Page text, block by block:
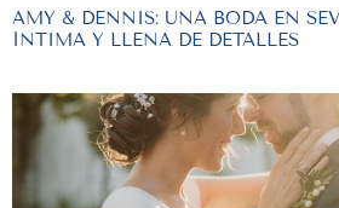
AMY & DENNIS: UNA BODA EN
ÍNTIMA Y LLENA DE DETALLES